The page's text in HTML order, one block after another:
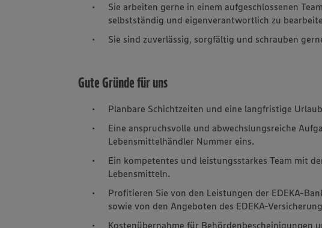
Sie arbeiten gerne in einem aufgeschlossenen
selbstständig und eigenverantwortlich zu
Sie sind zuverlässig, sorgfältig und schrauben
Gute Gründe für uns
Planbare Schichtzeiten und eine langfristige
Eine anspruchsvolle und abwechslungsreiche
Lebensmittelhändler Nummer eins.
Ein kompetentes und leistungsstarkes Team mit
Lebensmitteln.
Profitieren Sie von den Leistungen der EDEKA-
sowie von den Angeboten des EDEKA-
Kostenübernahme für Behördenbescheinigungen